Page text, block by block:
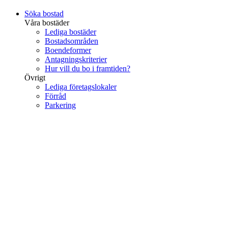
Söka bostad
Våra bostäder
Lediga bostäder
Bostadsområden
Boendeformer
Antagningskriterier
Hur vill du bo i framtiden?
Övrigt
Lediga företagslokaler
Förråd
Parkering